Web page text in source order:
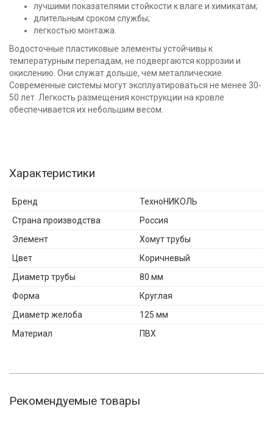
лучшими показателями стойкости к влаге и химикатам;
длительным сроком службы;
легкостью монтажа.
Водосточные пластиковые элементы устойчивы к
температурным перепадам, не подвергаются коррозии и
окислению. Они служат дольше, чем металлические.
Современные системы могут эксплуатироваться не менее 30-
50 лет. Легкость размещения конструкции на кровле
обеспечивается их небольшим весом.
Характеристики
Бренд
ТехноНИКОЛЬ
Страна производства
Россия
Элемент
Хомут трубы
Цвет
Коричневый
Диаметр трубы
80 мм
Форма
Круглая
Диаметр желоба
125 мм
Материал
ПВХ
Рекомендуемые товары